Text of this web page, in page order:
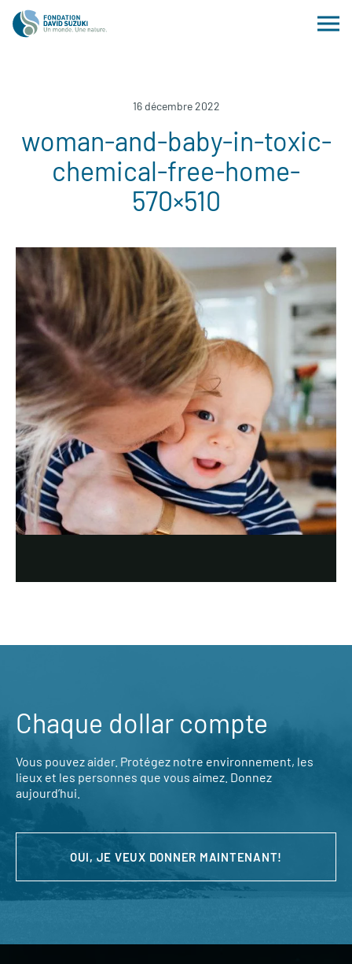
16 décembre 2022
woman-and-baby-in-toxic-
chemical-free-home-
570×510
Chaque dollar compte
Vous pouvez aider. Protégez notre environnement, les
lieux et les personnes que vous aimez. Donnez
aujourd’hui.
OUI, JE VEUX DONNER MAINTENANT!